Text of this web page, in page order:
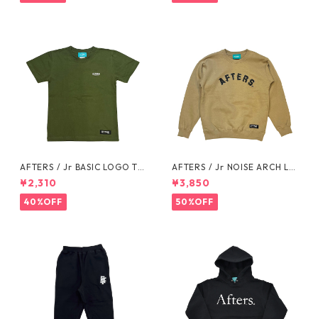
AFTERS / Jr BASIC LOGO TE
E
¥2,310
40%OFF
AFTERS / Jr NOISE ARCH LO
GO SWEAT
¥3,850
50%OFF